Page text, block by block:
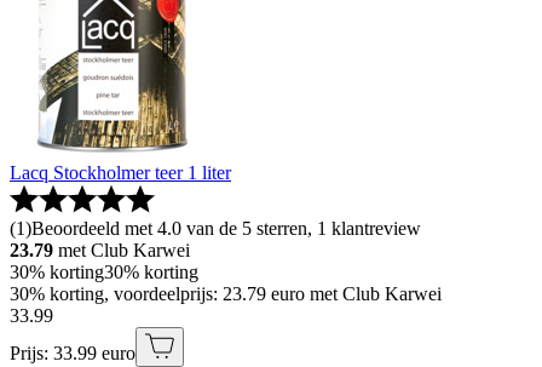
Lacq Stockholmer teer 1 liter
(1)Beoordeeld met 4.0 van de 5 sterren, 1 klantreview
23.79 met Club Karwei
30% korting30% korting
30% korting, voordeelprijs: 23.79 euro met Club Karwei
33.99
Prijs: 33.99 euro